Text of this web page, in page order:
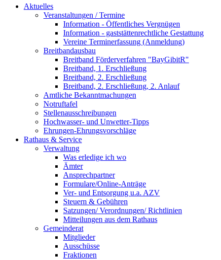
Aktuelles
Veranstaltungen / Termine
Information - Öffentliches Vergnügen
Information - gaststättenrechtliche Gestattung
Vereine Terminerfassung (Anmeldung)
Breitbandausbau
Breitband Förderverfahren "BayGibitR"
Breitband, 1. Erschließung
Breitband, 2. Erschließung
Breitband, 2. Erschließung, 2. Anlauf
Amtliche Bekanntmachungen
Notruftafel
Stellenausschreibungen
Hochwasser- und Unwetter-Tipps
Ehrungen-Ehrungsvorschläge
Rathaus & Service
Verwaltung
Was erledige ich wo
Ämter
Ansprechpartner
Formulare/Online-Anträge
Ver- und Entsorgung u.a. AZV
Steuern & Gebühren
Satzungen/ Verordnungen/ Richtlinien
Mitteilungen aus dem Rathaus
Gemeinderat
Mitglieder
Ausschüsse
Fraktionen